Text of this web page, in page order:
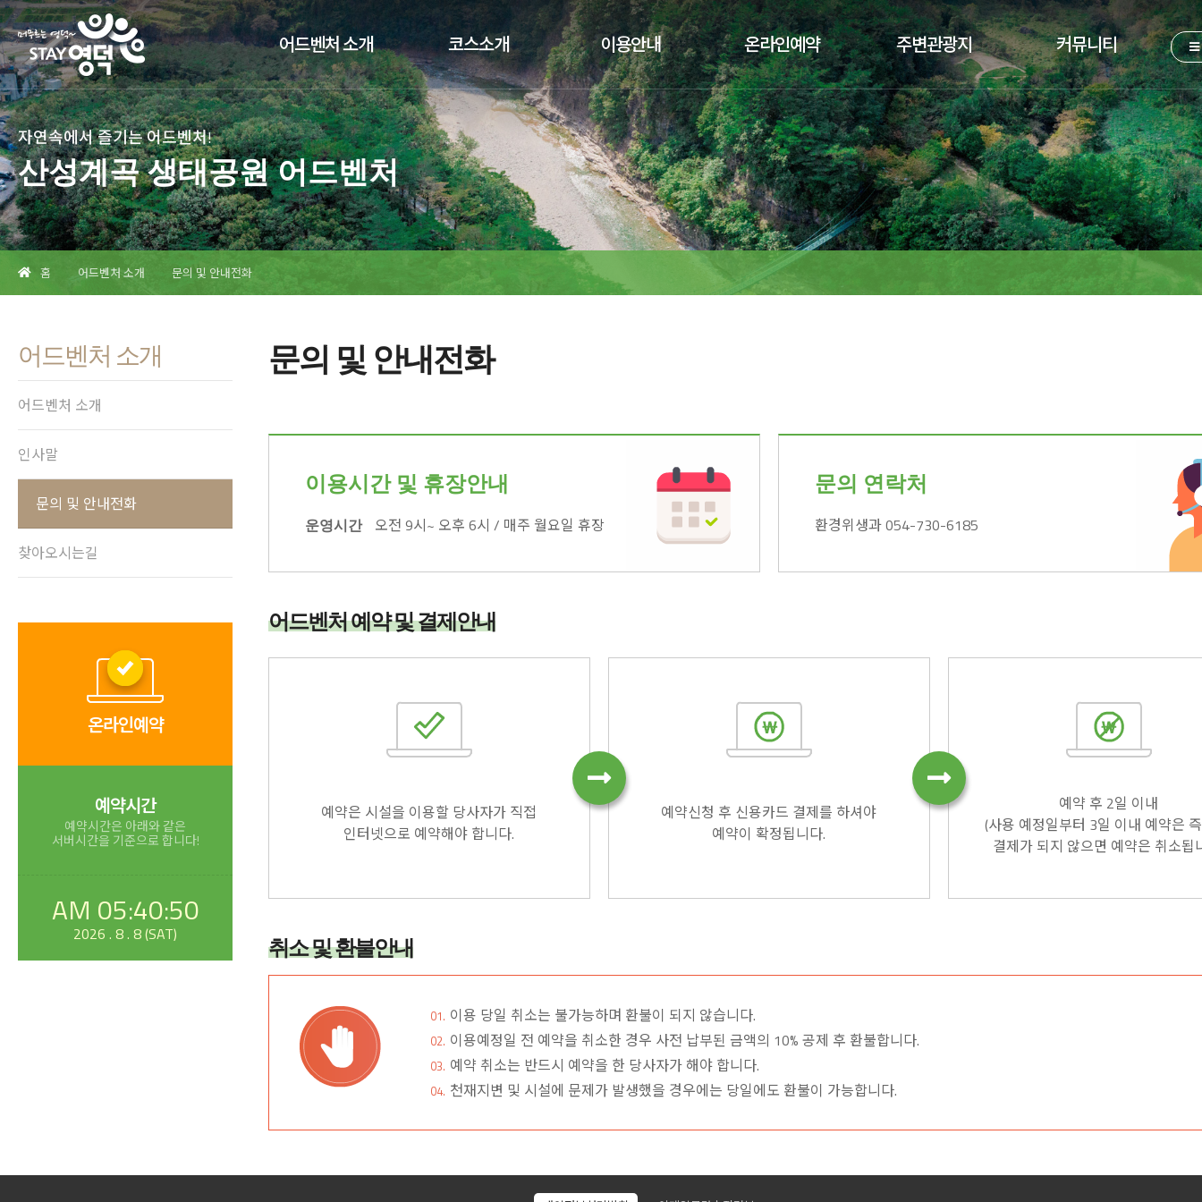
어드벤처 소개 코스소개 이용안내 온라인예약 주변관광지 커뮤니티
자연속에서 즐기는 어드벤처!
산성계곡 생태공원 어드벤처
홈 어드벤처 소개 문의 및 안내전화
어드벤처 소개
어드벤처 소개
인사말
문의 및 안내전화
찾아오시는길
온라인예약
예약시간
예약시간은 아래와 같은
서버시간을 기준으로 합니다!
AM 05:40:50
2026 . 8 . 8 (SAT)
문의 및 안내전화
이용시간 및 휴장안내
운영시간 오전 9시~ 오후 6시 / 매주 월요일 휴장
문의 연락처
환경위생과 054-730-6185
어드벤처 예약 및 결제안내
예약은 시설을 이용할 당사자가 직접
인터넷으로 예약해야 합니다.
예약신청 후 신용카드 결제를 하셔야
예약이 확정됩니다.
예약 후 2일 이내
(사용 예정일부터 3일 이내 예약은
결제가 되지 않으면 예약은 취소됩
취소 및 환불안내
01. 이용 당일 취소는 불가능하며 환불이 되지 않습니다.
02. 이용예정일 전 예약을 취소한 경우 사전 납부된 금액의 10% 공제 후 환불합니다.
03. 예약 취소는 반드시 예약을 한 당사자가 해야 합니다.
04. 천재지변 및 시설에 문제가 발생했을 경우에는 당일에도 환불이 가능합니다.